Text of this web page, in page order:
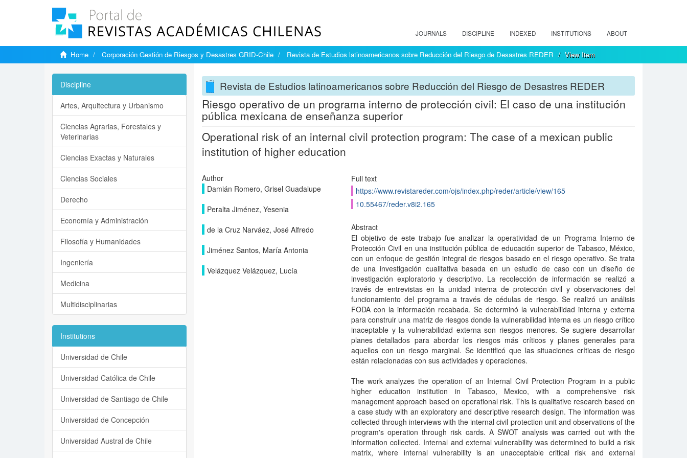
JOURNALS DISCIPLINE INDEXED INSTITUTIONS ABOUT
Home Corporación Gestión de Riesgos y Desastres GRID-Chile Revista de Estudios latinoamericanos sobre Reducción del Riesgo de Desastres REDER View Item
Revista de Estudios latinoamericanos sobre Reducción del Riesgo de Desastres REDER
Riesgo operativo de un programa interno de protección civil: El caso de una institución
pública mexicana de enseñanza superior
Operational risk of an internal civil protection program: The case of a mexican public
institution of higher education
Author
Damián Romero, Grisel Guadalupe
Peralta Jiménez, Yesenia
de la Cruz Narváez, José Alfredo
Jiménez Santos, María Antonia
Velázquez Velázquez, Lucía
Full text
https://www.revistareder.com/ojs/index.php/reder/article/view/165
10.55467/reder.v8i2.165
Abstract
El objetivo de este trabajo fue analizar la operatividad de un Programa Interno de
Protección Civil en una institución pública de educación superior de Tabasco, México,
con un enfoque de gestión integral de riesgos basado en el riesgo operativo. Se trata
de una investigación cualitativa basada en un estudio de caso con un diseño de
investigación exploratorio y descriptivo. La recolección de información se realizó a
través de entrevistas en la unidad interna de protección civil y observaciones del
funcionamiento del programa a través de cédulas de riesgo. Se realizó un análisis
FODA con la información recabada. Se determinó la vulnerabilidad interna y externa
para construir una matriz de riesgos donde la vulnerabilidad interna es un riesgo crítico
inaceptable y la vulnerabilidad externa son riesgos menores. Se sugiere desarrollar
planes detallados para abordar los riesgos más críticos y planes generales para
aquellos con un riesgo marginal. Se identificó que las situaciones críticas de riesgo
están relacionadas con sus actividades y operaciones.
The work analyzes the operation of an Internal Civil Protection Program in a public
higher education institution in Tabasco, Mexico, with a comprehensive risk
management approach based on operational risk. This is qualitative research based on
a case study with an exploratory and descriptive research design. The information was
collected through interviews with the internal civil protection unit and observations of the
program's operation through risk cards. A SWOT analysis was carried out with the
information collected. Internal and external vulnerability was determined to build a risk
matrix, where internal vulnerability is an unacceptable critical risk and external
Discipline
Artes, Arquitectura y Urbanismo
Ciencias Agrarias, Forestales y
Veterinarias
Ciencias Exactas y Naturales
Ciencias Sociales
Derecho
Economía y Administración
Filosofía y Humanidades
Ingeniería
Medicina
Multidisciplinarias
Institutions
Universidad de Chile
Universidad Católica de Chile
Universidad de Santiago de Chile
Universidad de Concepción
Universidad Austral de Chile